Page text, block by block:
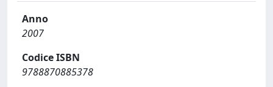
Anno
2007
Codice ISBN
9788870885378